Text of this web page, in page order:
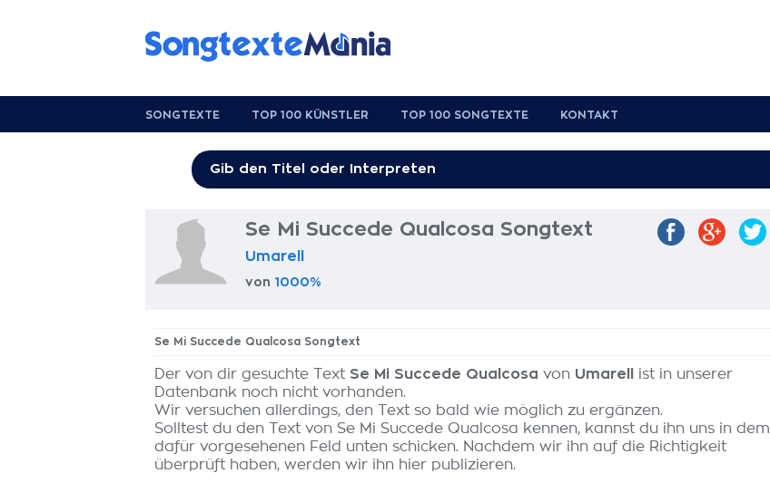
SONGTEXTE TOP 100 KÜNSTLER TOP 100 SONGTEXTE KONTAKT
Se Mi Succede Qualcosa Songtext
Umarell
von 1000%
Se Mi Succede Qualcosa Songtext
Der von dir gesuchte Text Se Mi Succede Qualcosa von Umarell
ist in unserer
Datenbank noch nicht vorhanden.
Wir versuchen allerdings, den Text so bald wie möglich zu ergänzen.
Solltest du den Text von Se Mi Succede Qualcosa kennen, kannst du ihn uns in dem
dafür vorgesehenen Feld unten schicken. Nachdem wir ihn auf die Richtigkeit
überprüft haben, werden wir ihn hier publizieren.